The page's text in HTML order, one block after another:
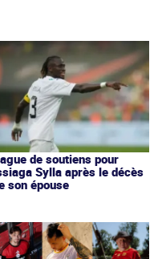
de soutiens pour
Sylla après le décès
son épouse